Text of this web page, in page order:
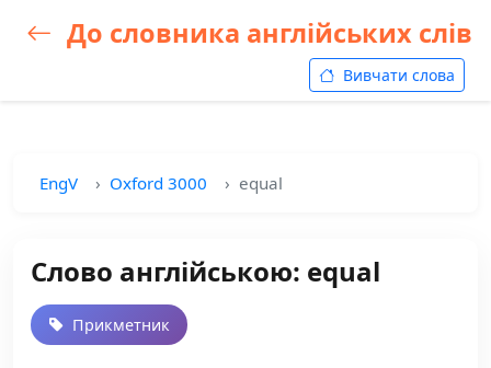
До словника англійських слів
Вивчати слова
EngV Oxford 3000 equal
Слово англійською: equal
Прикметник